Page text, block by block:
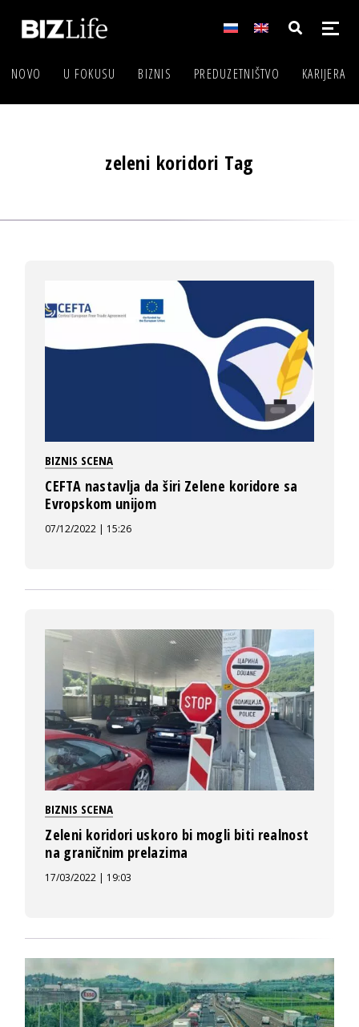
NOVO U FOKUSU BIZNIS PREDUZETNIŠTVO KARIJERA
zeleni koridori Tag
BIZNIS SCENA
CEFTA nastavlja da širi Zelene koridore sa
Evropskom unijom
07/12/2022 | 15:26
BIZNIS SCENA
Zeleni koridori uskoro bi mogli biti realnost
na graničnim prelazima
17/03/2022 | 19:03